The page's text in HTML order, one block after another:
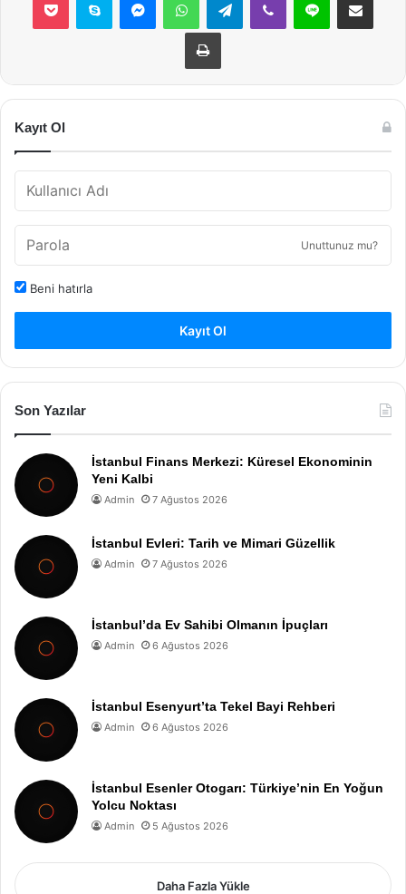
Yazdır
Kayıt Ol
Unuttunuz mu?
Beni hatırla
Kayıt Ol
Son Yazılar
İstanbul Finans Merkezi: Küresel Ekonominin
Yeni Kalbi
Admin 7 Ağustos 2026
İstanbul Evleri: Tarih ve Mimari Güzellik
Admin 7 Ağustos 2026
İstanbul’da Ev Sahibi Olmanın İpuçları
Admin 6 Ağustos 2026
İstanbul Esenyurt’ta Tekel Bayi Rehberi
Admin 6 Ağustos 2026
İstanbul Esenler Otogarı: Türkiye’nin En Yoğun
Yolcu Noktası
Admin 5 Ağustos 2026
Daha Fazla Yükle